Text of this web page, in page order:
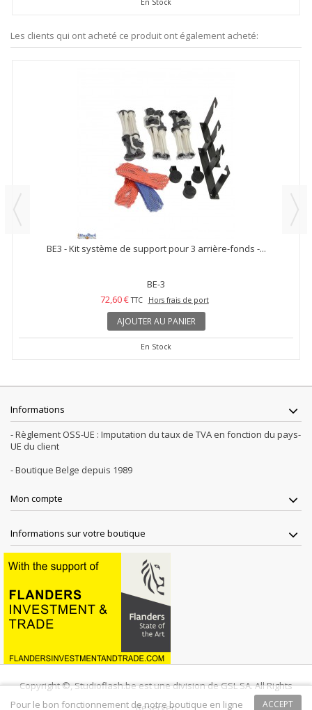
Les clients qui ont acheté ce produit ont également acheté:
BE3 - Kit système de support pour 3 arrière-fonds -...
BE-3
72,60 € TTC Hors frais de port
AJOUTER AU PANIER
En Stock
Informations
- Règlement OSS-UE : Imputation du taux de TVA en fonction du pays-
UE du client
- Boutique Belge depuis 1989
Mon compte
Informations sur votre boutique
Copyright ©, Studioflash.be est une division de GSL SA. All Rights
Reserved
ACCEPT
Pour le bon fonctionnement de notre boutique en ligne